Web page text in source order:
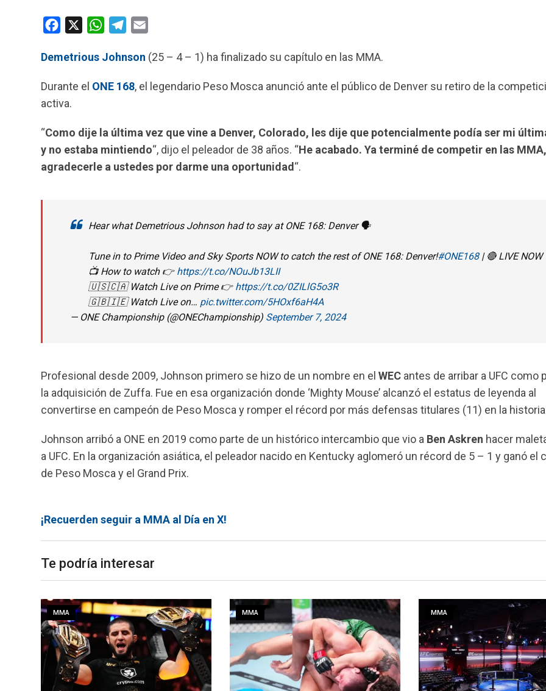
c
b
o
W
a
s
l
g
a
a
Demetrious Johnson (25 – 4 – 1) ha finalizado su capítulo en las MMA.
Durante el ONE 168, el legendario Peso Mosca anunció ante el público de Denver su retiro de la
activa.
“Como dije la última vez que vine a Denver, Colorado, les dije que potencialmente podía ser mi
y no estaba mintiendo“, dijo el peleador de 38 años. “He acabado. Ya terminé de competir en las
agradecerle a ustedes por darme una oportunidad“.
Hear what Demetrious Johnson had to say at ONE 168: Denver 🗣️
Tune in to Prime Video and Sky Sports NOW to catch the rest of ONE 168: Denver!#ONE168| 🔴 LIVE NOW
📺 How to watch 👉 https://t.co/NOuJb13LII
🇺🇸🇨🇦 Watch Live on Prime 👉 https://t.co/0ZILlG5o3R
🇬🇧🇮🇪 Watch Live on… pic.twitter.com/5HOxf6aH4A
— ONE Championship (@ONEChampionship) September 7, 2024
Profesional desde 2009, Johnson primero se hizo de un nombre en el WEC antes de arribar a UFC como
la adquisición de Zuffa. Fue en esa organización donde ‘Mighty Mouse’ alcanzó el estatus de leyenda al
convertirse en campeón de Peso Mosca y romper el récord por más defensas titulares (11) en la
Johnson arribó a ONE en 2019 como parte de un histórico intercambio que vio a Ben Askren hacer
a UFC. En la organización asiática, el peleador nacido en Kentucky aglomeró un récord de 5 – 1 y ganó el
de Peso Mosca y el Grand Prix.
¡Recuerden seguir a MMA al Día en X!
Te podría interesar
MMA MMA MMA